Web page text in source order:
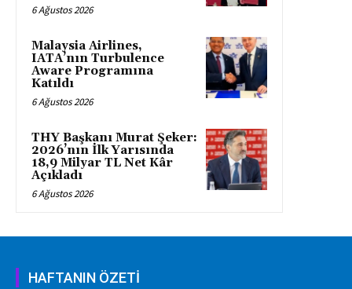
6 Ağustos 2026
Malaysia Airlines,
IATA’nın Turbulence
Aware Programına
Katıldı
6 Ağustos 2026
THY Başkanı Murat Şeker:
2026’nın İlk Yarısında
18,9 Milyar TL Net Kâr
Açıkladı
6 Ağustos 2026
HAFTANIN ÖZETİ